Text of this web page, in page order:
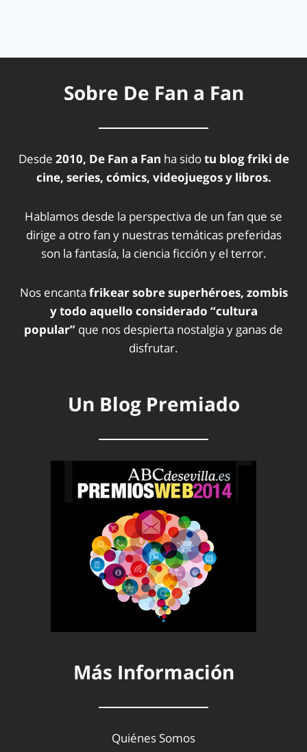
Sobre De Fan a Fan
Desde 2010, De Fan a Fan ha sidotu blog friki de
cine, series, cómics, videojuegos y libros.
Hablamos desde la perspectiva de un fan que se
dirige a otro fan y nuestras temáticas preferidas
son la fantasía, la ciencia ficción y el terror.
Nos encanta frikear sobre superhéroes, zombis
y todo aquello considerado “cultura
popular” que nos despierta nostalgia y ganas de
disfrutar.
Un Blog Premiado
Más Información
Quiénes Somos